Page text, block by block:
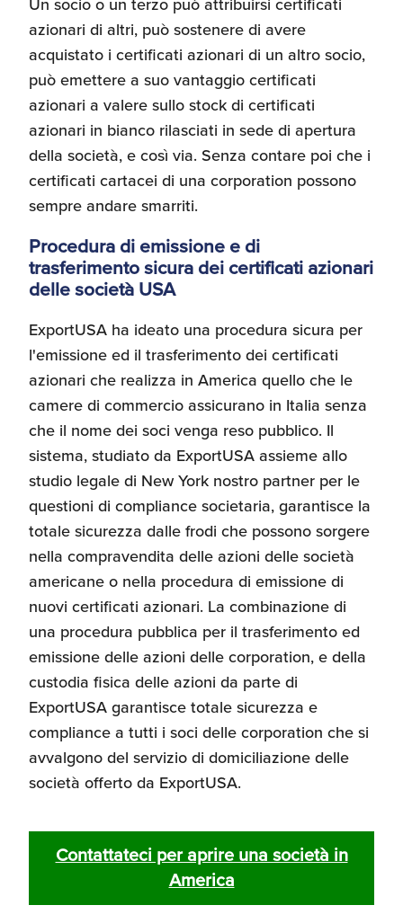
azionari di altri, può sostenere di avere
acquistato i certificati azionari di un altro socio,
può emettere a suo vantaggio certificati
azionari a valere sullo stock di certificati
azionari in bianco rilasciati in sede di apertura
della società, e così via. Senza contare poi che i
certificati cartacei di una corporation possono
sempre andare smarriti.
Procedura di emissione e di
trasferimento sicura dei certificati azionari
delle società USA
ExportUSA ha ideato una procedura sicura per
l'emissione ed il trasferimento dei certificati
azionari che realizza in America quello che le
camere di commercio assicurano in Italia senza
che il nome dei soci venga reso pubblico. Il
sistema, studiato da ExportUSA assieme allo
studio legale di New York nostro partner per le
questioni di compliance societaria, garantisce la
totale sicurezza dalle frodi che possono sorgere
nella compravendita delle azioni delle società
americane o nella procedura di emissione di
nuovi certificati azionari. La combinazione di
una procedura pubblica per il trasferimento ed
emissione delle azioni delle corporation, e della
custodia fisica delle azioni da parte di
ExportUSA garantisce totale sicurezza e
compliance a tutti i soci delle corporation che si
avvalgono del servizio di domiciliazione delle
società offerto da ExportUSA.
Contattateci per aprire una società in
America